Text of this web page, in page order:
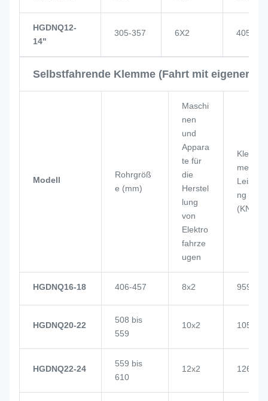
HGDNQ12-
14"
305-357 6X2 405
Selbstfahrende Klemme (Fahrt mit eigener
Modell
Rohrgröß
e (mm)
Maschi
nen
und
Appara
te für
die
Herstel
lung
von
Elektro
fahrze
ugen
Klem
men
Leistu
ng
(KN)
HGDNQ16-18 406-457 8x2 959
HGDNQ20-22
508 bis
559
10x2 1057
HGDNQ22-24
559 bis
610
12x2 1268